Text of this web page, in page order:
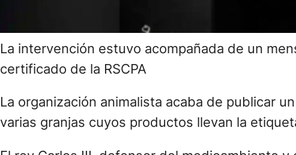
La intervención estuvo acompañada de un
certificado de la RSCPA
La organización animalista acaba de publicar
varias granjas cuyos productos llevan la